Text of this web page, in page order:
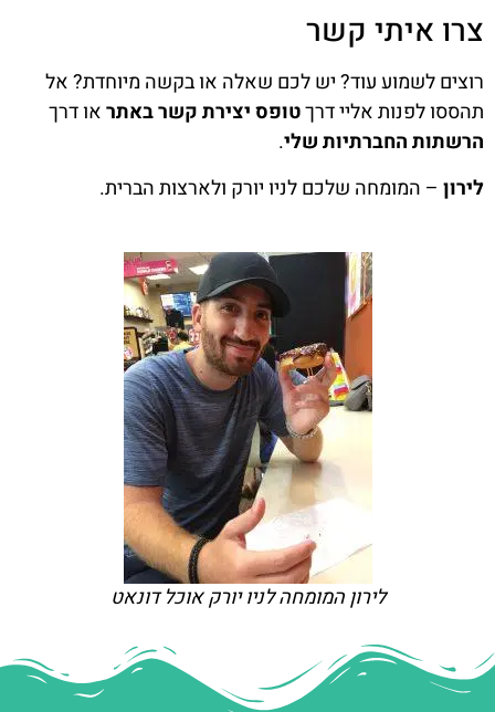
צרו איתי קשר
רוצים לשמוע עוד? יש לכם שאלה או בקשה מיוחדת? אל
תהססו לפנות אליי דרךטופס יצירת קשר באתראו דרך
הרשתות החברתיות שלי.
לירון – המומחה שלכם לניו יורק ולארצות הברית.
לירון המומחה לניו יורק אוכל דונאט